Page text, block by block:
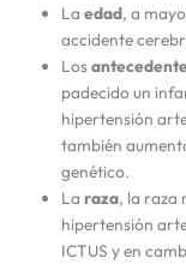
Laedad, a
accidente
Los
padecido un
hipertensión
también
genético.
Laraza, la raza
hipertensión
ICTUS y en